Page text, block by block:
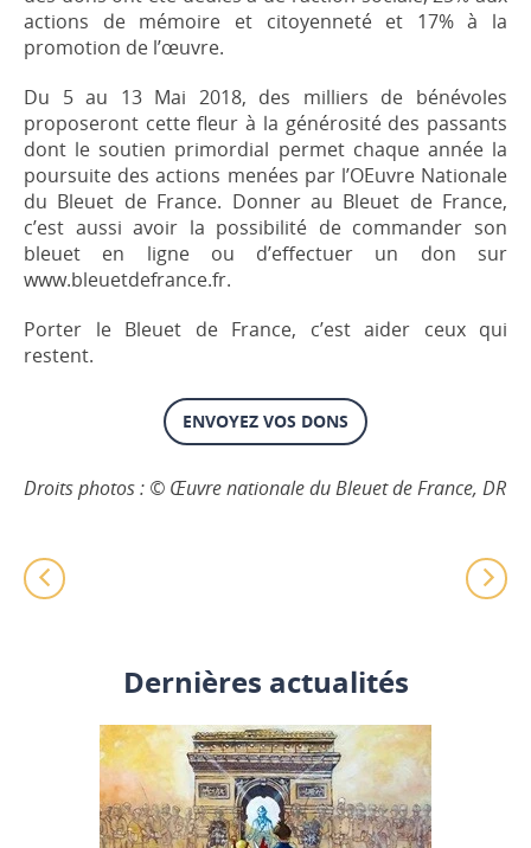
actions de mémoire et citoyenneté et 17% à la
promotion de l’œuvre.
Du 5 au 13 Mai 2018, des milliers de bénévoles
proposeront cette fleur à la générosité des passants
dont le soutien primordial permet chaque année la
poursuite des actions menées par l’OEuvre Nationale
du Bleuet de France. Donner au Bleuet de France,
c’est aussi avoir la possibilité de commander son
bleuet en ligne ou d’effectuer un don sur
www.bleuetdefrance.fr.
Porter le Bleuet de France, c’est aider ceux qui
restent.
ENVOYEZ VOS DONS
Droits photos : © Œuvre nationale du Bleuet de France, DR
Dernières actualités